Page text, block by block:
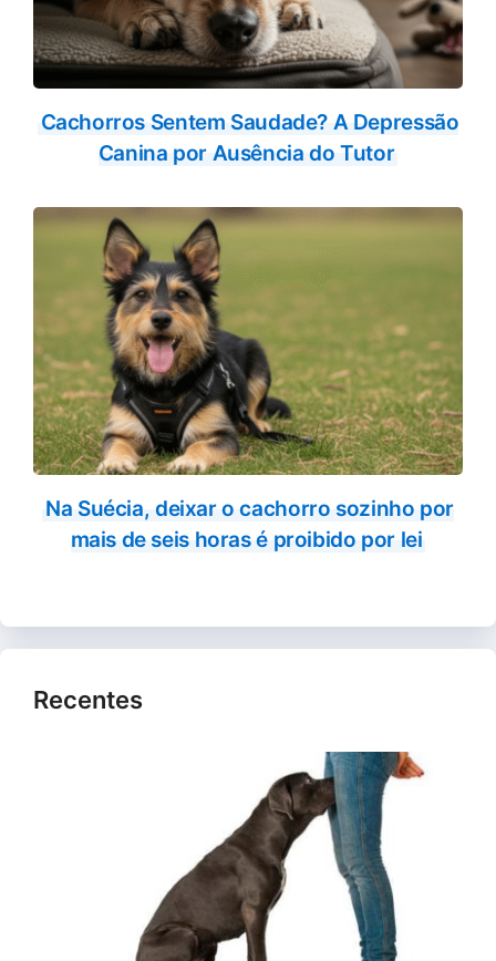
Cachorros Sentem Saudade? A Depressão
Canina por Ausência do Tutor
Na Suécia, deixar o cachorro sozinho por
mais de seis horas é proibido por lei
Recentes